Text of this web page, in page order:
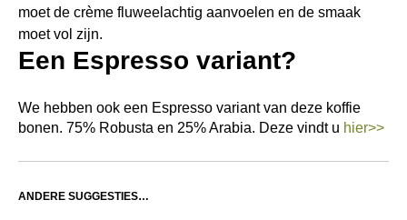
moet de crème fluweelachtig aanvoelen en de smaak
moet vol zijn.
Een Espresso variant?
We hebben ook een Espresso variant van deze koffie
bonen. 75% Robusta en 25% Arabia. Deze vindt u hier>>
ANDERE SUGGESTIES…